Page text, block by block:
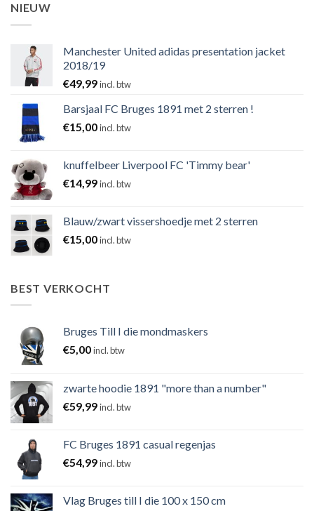
NIEUW
Manchester United adidas presentation jacket
2018/19
€49,99incl. btw
Barsjaal FC Bruges 1891 met 2 sterren !
€15,00incl. btw
knuffelbeer Liverpool FC 'Timmy bear'
€14,99incl. btw
Blauw/zwart vissershoedje met 2 sterren
€15,00incl. btw
BEST VERKOCHT
Bruges Till I die mondmaskers
€5,00incl. btw
zwarte hoodie 1891 "more than a number"
€59,99incl. btw
FC Bruges 1891 casual regenjas
€54,99incl. btw
Vlag Bruges till I die 100 x 150 cm